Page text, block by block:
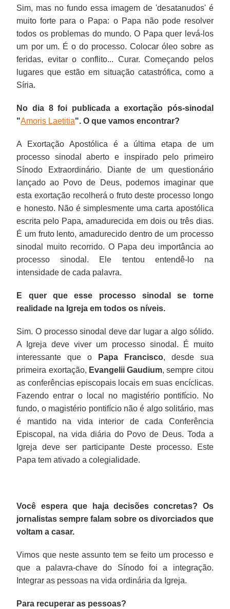
Sim, mas no fundo essa imagem de 'desatanudos' é
muito forte para o Papa: o Papa não pode resolver
todos os problemas do mundo. O Papa quer levá-los
um por um. É o do processo. Colocar óleo sobre as
feridas, evitar o conflito... Curar. Começando pelos
lugares que estão em situação catastrófica, como a
Síria.
No dia 8 foi publicada a exortação pós-sinodal
"Amoris Laetitia". O que vamos encontrar?
A Exortação Apostólica é a última etapa de um
processo sinodal aberto e inspirado pelo primeiro
Sínodo Extraordinário. Diante de um questionário
lançado ao Povo de Deus, podemos imaginar que
esta exortação recolherá o fruto deste processo longo
e honesto. Não é simplesmente uma carta apostólica
escrita pelo Papa, amadurecida em dois ou três dias.
É um fruto lento, amadurecido dentro de um processo
sinodal muito recorrido. O Papa deu importância ao
processo sinodal. Ele tentou entendê-lo na
intensidade de cada palavra.
E quer que esse processo sinodal se torne
realidade na Igreja em todos os níveis.
Sim. O processo sinodal deve dar lugar a algo sólido.
A Igreja deve viver um processo sinodal. É muito
interessante que o
Papa Francisco, desde sua
primeira exortação, Evangelii Gaudium, sempre citou
as conferências episcopais locais em suas encíclicas.
Fazendo entrar o local no magistério pontifício. No
fundo, o magistério pontifício não é algo solitário, mas
é mantido na vida interior de cada Conferência
Episcopal, na vida diária do Povo de Deus. Toda a
Igreja deve ser participante Deste processo. Este
Papa tem ativado a colegialidade.
Você espera que haja decisões concretas? Os
jornalistas sempre falam sobre os divorciados que
voltam a casar.
Vimos que neste assunto tem se feito um processo e
que a palavra-chave do Sínodo foi a integração.
Integrar as pessoas na vida ordinária da Igreja.
Para recuperar as pessoas?